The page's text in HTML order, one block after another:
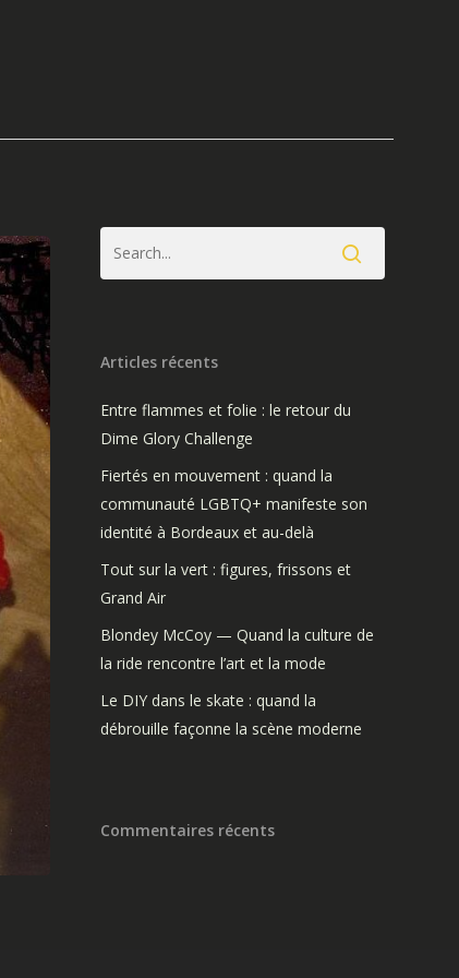
Articles récents
Entre flammes et folie : le retour du
Dime Glory Challenge
Fiertés en mouvement : quand la
communauté LGBTQ+ manifeste son
identité à Bordeaux et au-delà
Tout sur la vert : figures, frissons et
Grand Air
Blondey McCoy — Quand la culture de
la ride rencontre l’art et la mode
Le DIY dans le skate : quand la
débrouille façonne la scène moderne
Commentaires récents